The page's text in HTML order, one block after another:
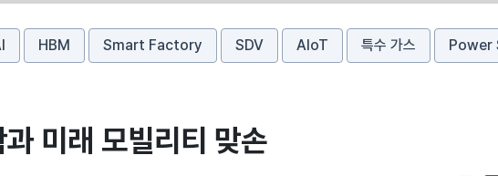
HBM Smart Factory SDV AIoT 특수 가스 Power
미래 모빌리티 맞손